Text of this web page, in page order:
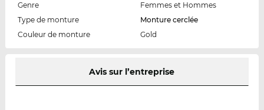
Genre
Femmes et Hommes
Type de monture
Monture cerclée
Couleur de monture
Gold
Avis sur l’entreprise